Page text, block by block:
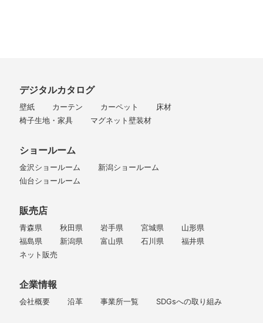
デジタルカタログ
壁紙 カーテン カーペット
床材
椅子生地・家具
マグネット壁装材
ショールーム
金沢ショールーム
新潟ショールーム
仙台ショールーム
販売店
青森県 秋田県 岩手県 宮城県
山形県
福島県
新潟県 富山県 石川県
福井県
ネット販売
企業情報
会社概要 沿革 事業所一覧 SDGsへの取り組み